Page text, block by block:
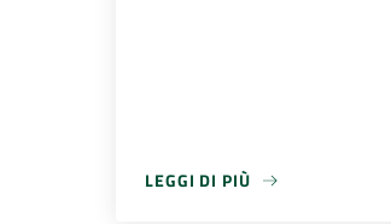
LEGGI DI PIÙ
LEGGI DI PIÙ